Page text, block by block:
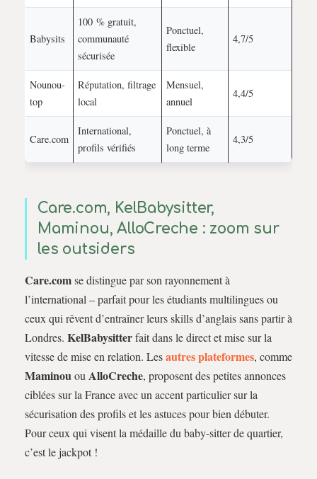
Babysits
100 % gratuit,
communauté
sécurisée
Ponctuel,
flexible
4,7/5
Nounou-
top
Réputation, filtrage
local
Mensuel,
annuel
4,4/5
Care.com
International,
profils vérifiés
Ponctuel, à
long terme
4,3/5
Care.com, KelBabysitter,
Maminou, AlloCreche : zoom sur
les outsiders
Care.comse distingue par son rayonnement à
l’international – parfait pour les étudiants multilingues ou
ceux qui rêvent d’entraîner leurs skills d’anglais sans partir à
Londres. KelBabysitterfait dans le direct et mise sur la
vitesse de mise en relation. Lesautres plateformes, comme
Maminouou AlloCreche, proposent des petites annonces
ciblées sur la France avec un accent particulier sur la
sécurisation des profils et les astuces pour bien débuter.
Pour ceux qui visent la médaille du baby-sitter de quartier,
c’est le jackpot !